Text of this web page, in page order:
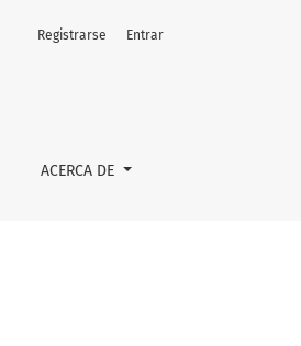
ACERCA DE
Registrarse Entrar